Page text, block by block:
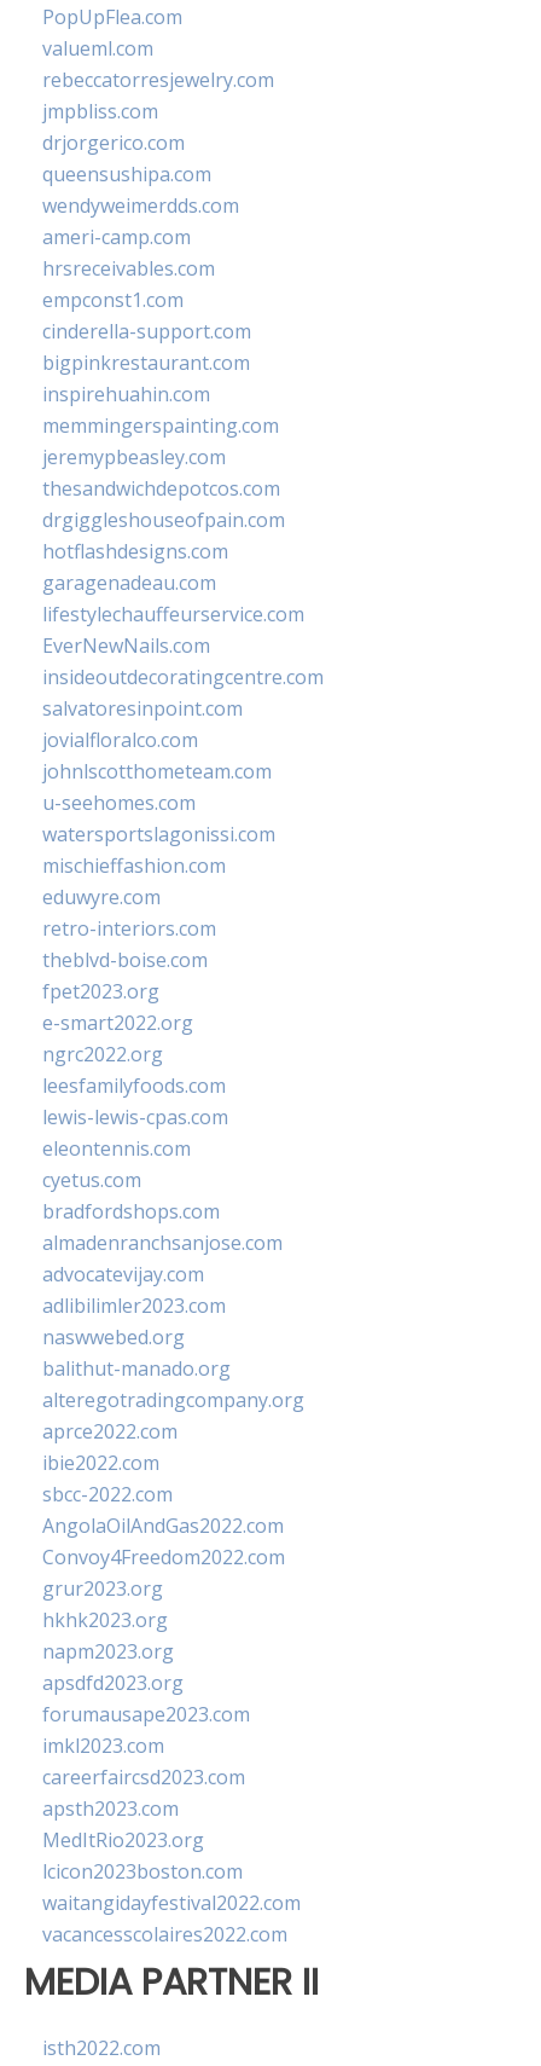
PopUpFlea.com
valueml.com
rebeccatorresjewelry.com
jmpbliss.com
drjorgerico.com
queensushipa.com
wendyweimerdds.com
ameri-camp.com
hrsreceivables.com
empconst1.com
cinderella-support.com
bigpinkrestaurant.com
inspirehuahin.com
memmingerspainting.com
jeremypbeasley.com
thesandwichdepotcos.com
drgiggleshouseofpain.com
hotflashdesigns.com
garagenadeau.com
lifestylechauffeurservice.com
EverNewNails.com
insideoutdecoratingcentre.com
salvatoresinpoint.com
jovialfloralco.com
johnlscotthometeam.com
u-seehomes.com
watersportslagonissi.com
mischieffashion.com
eduwyre.com
retro-interiors.com
theblvd-boise.com
fpet2023.org
e-smart2022.org
ngrc2022.org
leesfamilyfoods.com
lewis-lewis-cpas.com
eleontennis.com
cyetus.com
bradfordshops.com
almadenranchsanjose.com
advocatevijay.com
adlibilimler2023.com
naswwebed.org
balithut-manado.org
alteregotradingcompany.org
aprce2022.com
ibie2022.com
sbcc-2022.com
AngolaOilAndGas2022.com
Convoy4Freedom2022.com
grur2023.org
hkhk2023.org
napm2023.org
apsdfd2023.org
forumausape2023.com
imkl2023.com
careerfaircsd2023.com
apsth2023.com
MedItRio2023.org
lcicon2023boston.com
waitangidayfestival2022.com
vacancesscolaires2022.com
MEDIA PARTNER II
isth2022.com